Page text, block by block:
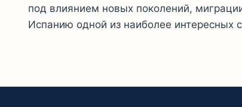
под влиянием новых поколений,
Испанию одной из наиболее интересных